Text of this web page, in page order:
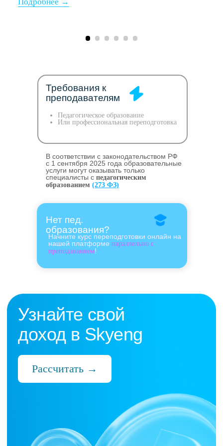
Педагогическое образование
Или профессиональная переподготовка
В соответствии с законодательством РФ
c 1 сентября 2025 года образовательные
услуги могут оказывать только
специалисты с педагогическим
образованием (273 ФЗ)
Начните курс переподготовки онлайн на
нашей платформе параллельно с
преподаванием!
Требования к
преподавателям
Нет пед.
образования?
Нас выбрали 10 000+
которые ценят:
Время
Готовые планы и материалы, онлайн-
платформа с автопроверкой заданий,
поддержка 24/7 и никакой бюрократии
Деньги
без штрафов и переработок, скрытых
условий и неприятных сюрпризов
Уважение к преподавателю и его